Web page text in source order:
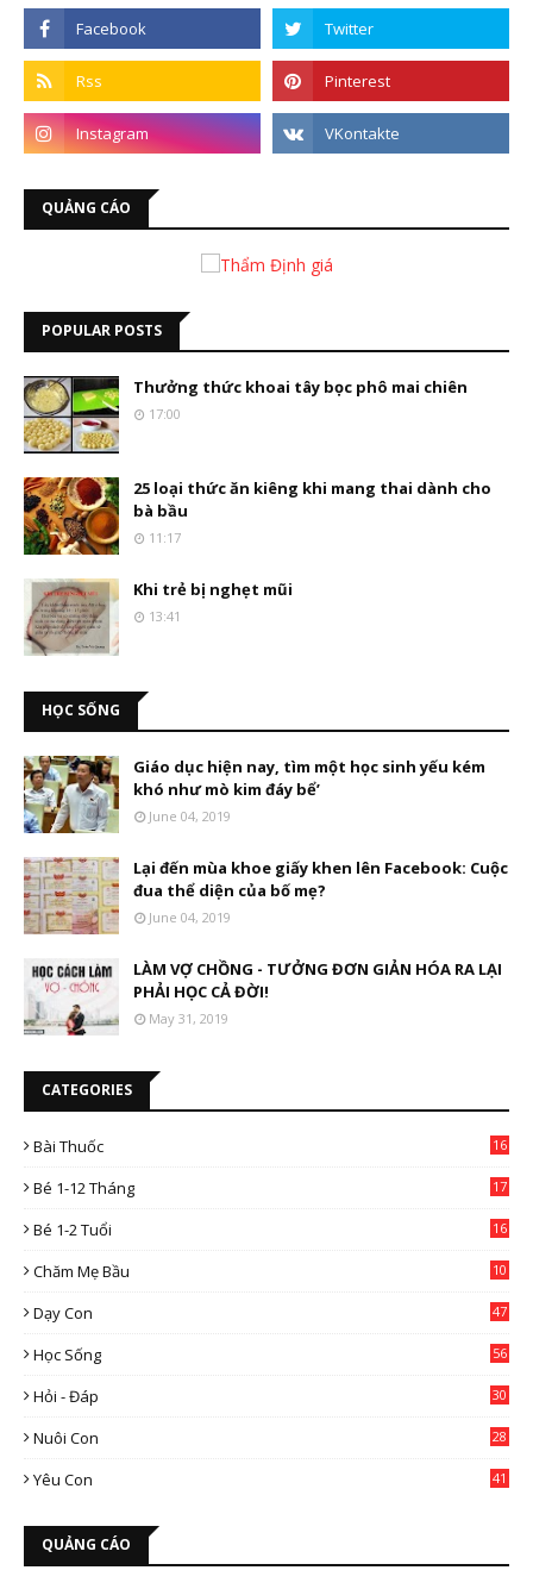
QUẢNG CÁO
POPULAR POSTS
Thưởng thức khoai tây bọc phô mai chiên
17:00
25 loại thức ăn kiêng khi mang thai dành cho
bà bầu
11:17
Khi trẻ bị nghẹt mũi
13:41
HỌC SỐNG
Giáo dục hiện nay, tìm một học sinh yếu kém
khó như mò kim đáy bể’
June 04, 2019
Lại đến mùa khoe giấy khen lên Facebook: Cuộc
đua thể diện của bố mẹ?
June 04, 2019
LÀM VỢ CHỒNG - TƯỞNG ĐƠN GIẢN HÓA RA LẠI
PHẢI HỌC CẢ ĐỜI!
May 31, 2019
CATEGORIES
Bài Thuốc
16
Bé 1-12 Tháng 17
Bé 1-2 Tuổi 16
Chăm Mẹ Bầu
10
Dạy Con
47
Học Sống 56
Hỏi - Đáp 30
Nuôi Con
28
Yêu Con
41
QUẢNG CÁO